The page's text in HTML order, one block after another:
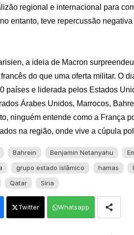
regional e internacional para
entanto, teve repercussão
a ideia de Macron
do que uma oferta militar. O
países e liderada pelos Estados
Árabes Unidos, Marrocos,
ninguém entende como a França
na região, onde vive a cúpula
Bahrein Benjamin Netanyahu
grupo estado islâmico hamas
Qatar Síria
Twitter Whatsapp